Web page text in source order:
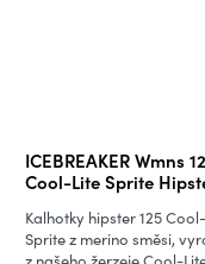
ICEBREAKER Wmns
Cool-Lite Sprite
Kalhotky hipster 125
Sprite z merino směsi,